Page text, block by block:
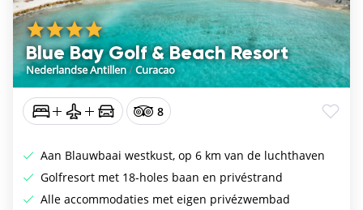
Blue Bay Golf & Beach Resort
Nederlandse Antillen/Curacao
8
Aan Blauwbaai westkust, op 6 km van de luchthaven
Golfresort met 18-holes baan en privéstrand
Alle accommodaties met eigen privézwembad